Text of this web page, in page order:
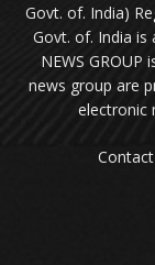
Govt. of. India)
Govt. of. India is
NEWS
news group are
electronic